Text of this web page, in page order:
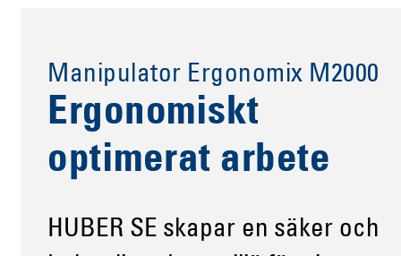
Manipulator Ergonomix M2000
Ergonomiskt
optimerat arbete
HUBER SE skapar en säker och